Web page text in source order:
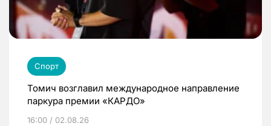
Спорт
Томич возглавил международное направление
паркура премии «КАРДО»
16:00 / 02.08.26